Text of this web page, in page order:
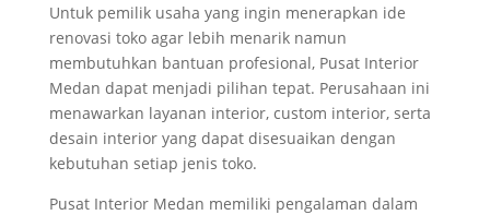
Untuk pemilik usaha yang ingin menerapkan ide
renovasi toko agar lebih menarik namun
membutuhkan bantuan profesional, Pusat Interior
Medan dapat menjadi pilihan tepat. Perusahaan ini
menawarkan layanan interior, custom interior, serta
desain interior yang dapat disesuaikan dengan
kebutuhan setiap jenis toko.
Pusat Interior Medan memiliki pengalaman dalam